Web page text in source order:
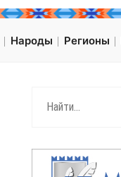
Народы Регионы